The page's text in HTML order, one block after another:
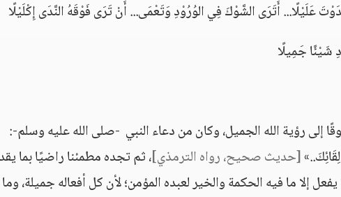
عَلَيْلًا... أَتَرَى الشَّوْكَ فِي الوُرُوْدِ وَتَعْمَى... أَنْ تَرَى فَوْقَهُ النَّدَى إِكْلَيْلًا
شَيْئًا جَمِيلًا
إلى رؤية الله الجميل، وكان من دعاء النبي -صلى الله عليه وسلم-:
[حديث صحيح، رواه الترمذي]، ثم تجده مطمئنا راضيًا بما
إلا ما فيه الحكمة والخير لعبده المؤمن؛ لأن كل أفعاله جميلة،